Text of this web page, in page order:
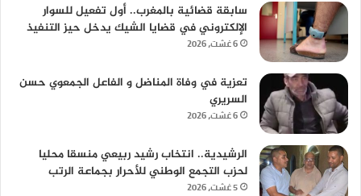
سابقة قضائية بالمغرب.. أول تفعيل للسوار
الإلكتروني في قضايا الشيك يدخل حيز التنفيذ
6 غشت، 2026
تعزية في وفاة المناضل و الفاعل الجمعوي حسن
السريري
6 غشت، 2026
الرشيدية.. انتخاب رشيد ربيعي منسقا محليا
لحزب التجمع الوطني للأحرار بجماعة الرتب
5 غشت، 2026